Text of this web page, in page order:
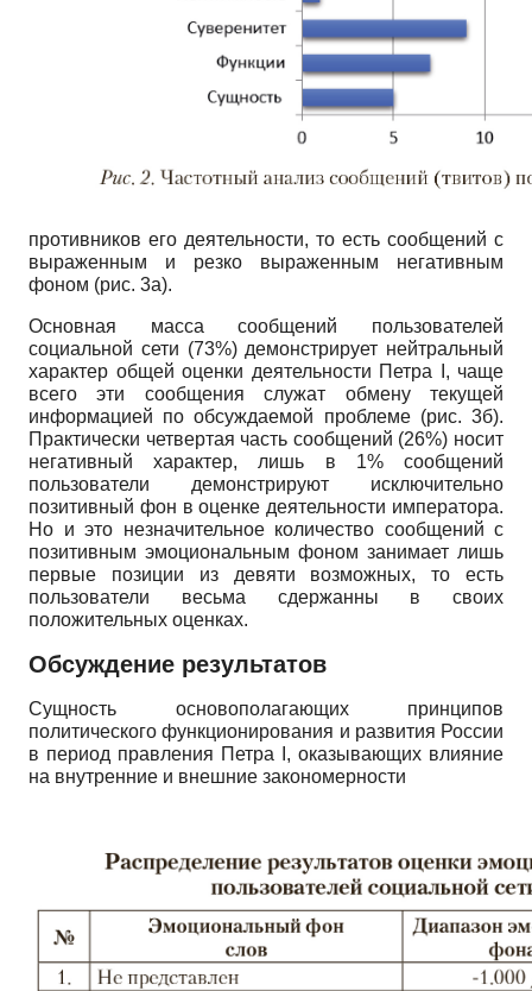
противников его деятельности, то есть сообщений с
выраженным и резко выраженным негативным
фоном (рис. 3а).
Основная масса сообщений пользователей
социальной сети (73%) демонстрирует нейтральный
характер общей оценки деятельности Петра
, чаще
всего эти сообщения служат обмену текущей
информацией по обсуждаемой проблеме (рис. 3б).
Практически четвертая часть сообщений (26%) носит
негативный характер, лишь в 1% сообщений
пользователи демонстрируют исключительно
позитивный фон в оценке деятельности императора.
Но и это незначительное количество сообщений с
позитивным эмоциональным фоном занимает лишь
первые позиции из девяти возможных, то есть
пользователи весьма сдержанны в своих
положительных оценках.
Обсуждение результатов
Сущность основополагающих принципов
политического функционирования и развития России
в период правления Петра
, оказывающих влияние
на внутренние и внешние закономерности